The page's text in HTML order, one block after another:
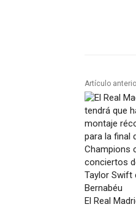
Artículo
El Real